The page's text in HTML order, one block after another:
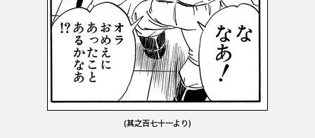
(其之百七十一より)